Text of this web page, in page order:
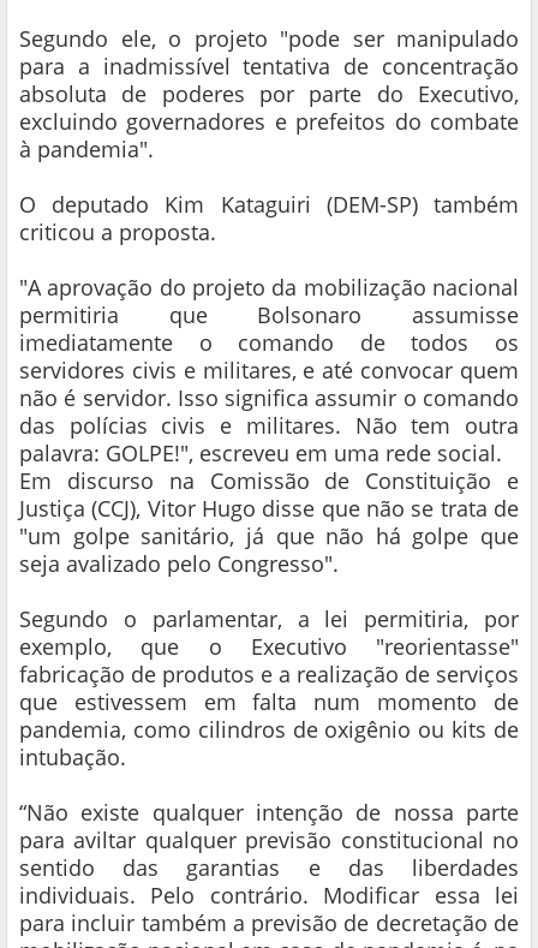
Segundo ele, o projeto "pode ser manipulado
para a inadmissível tentativa de concentração
absoluta de poderes por parte do Executivo,
excluindo governadores e prefeitos do combate
à pandemia".
O deputado Kim Kataguiri (DEM-SP) também
criticou a proposta.
"A aprovação do projeto da mobilização nacional
permitiria que Bolsonaro assumisse
imediatamente o comando de todos os
servidores civis e militares, e até convocar quem
não é servidor. Isso significa assumir o comando
das polícias civis e militares. Não tem outra
palavra: GOLPE!", escreveu em uma rede social.
Em discurso na Comissão de Constituição e
Justiça (CCJ), Vitor Hugo disse que não se trata de
"um golpe sanitário, já que não há golpe que
seja avalizado pelo Congresso".
Segundo o parlamentar, a lei permitiria, por
exemplo, que o Executivo "reorientasse"
fabricação de produtos e a realização de serviços
que estivessem em falta num momento de
pandemia, como cilindros de oxigênio ou kits de
intubação.
“Não existe qualquer intenção de nossa parte
para aviltar qualquer previsão constitucional no
sentido das garantias e das liberdades
individuais. Pelo contrário. Modificar essa lei
para incluir também a previsão de decretação de